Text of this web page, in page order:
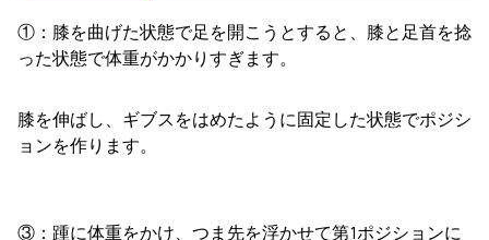
①：膝を曲げた状態で足を開こうとすると、膝と足首を捻
った状態で体重がかかりすぎます。
膝を伸ばし、ギブスをはめたように固定した状態でポジシ
ョンを作ります。
③：踵に体重をかけ、つま先を浮かせて第1ポジションに